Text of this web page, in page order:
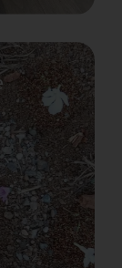
?
qui
par